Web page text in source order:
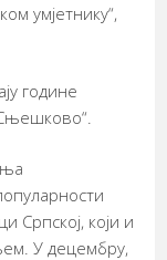
умјетнику“,
године
Српској, који и
У децембру,